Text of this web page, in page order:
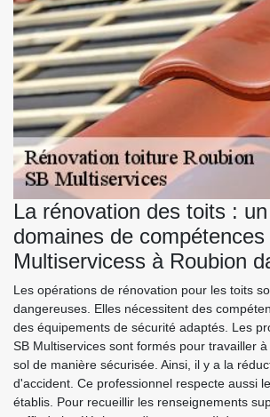
La rénovation des toits :
domaines de
Multiservicess à Roubion
Les opérations de rénovation pour les toits
dangereuses. Elles nécessitent des
des équipements de sécurité adaptés. Les
SB Multiservices sont formés pour travailler
sol de manière sécurisée. Ainsi, il y a la
d'accident. Ce professionnel respecte aussi
établis. Pour recueillir les renseignements